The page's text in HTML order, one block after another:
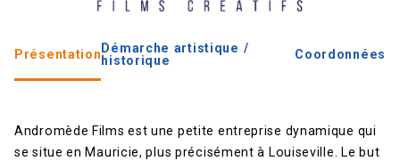
PrésentationDémarche artistique /
historique
Coordonnées
Andromède Films est une petite entreprise dynamique qui
se situe en Mauricie, plus précisément à Louiseville. Le but